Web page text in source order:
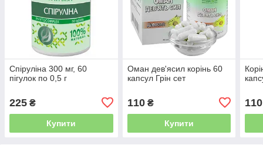
Спіруліна 300 мг, 60
пігулок по 0,5 г
225 ₴
Купити
Оман дев'ясил корінь 60
капсул Грін сет
110₴
Купити
110